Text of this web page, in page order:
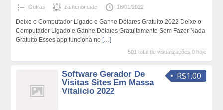
Outras zantenomade 18/01/2022
Deixe o Computador Ligado e Ganhe Dólares Gratuito 2022 Deixe o
Computador Ligado e Ganhe Dólares Gratuitamente Sem Fazer Nada
Gratuito Esses app funciona no […]
501 total de visualizações,0 hoje
R$1.00
Software Gerador De
Visitas Sites Em Massa
Vitalicio 2022